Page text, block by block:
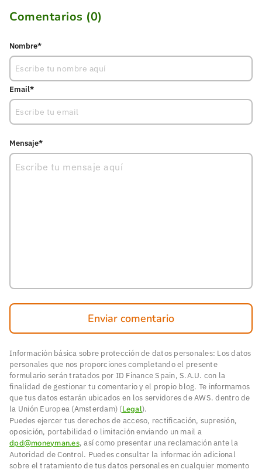
Comentarios (0)
Nombre*
Email*
Mensaje*
Enviar comentario
Información básica sobre protección de datos personales: Los datos
personales que nos proporciones completando el presente
formulario serán tratados por ID Finance Spain, S.A.U. con la
finalidad de gestionar tu comentario y el propio blog. Te informamos
que tus datos estarán ubicados en los servidores de AWS. dentro de
la Unión Europea (Amsterdam) (Legal).
Puedes ejercer tus derechos de acceso, rectificación, supresión,
oposición, portabilidad o limitación enviando un mail a
dpd@moneyman.es, así como presentar una reclamación ante la
Autoridad de Control. Puedes consultar la información adicional
sobre el tratamiento de tus datos personales en cualquier momento